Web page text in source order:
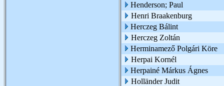
Henderson; Paul
Henri Braakenburg
Herczeg Bálint
Herczeg Zoltán
Herminamező Polgári Köre
Herpai Kornél
Herpainé Márkus Ágnes
Holländer Judit